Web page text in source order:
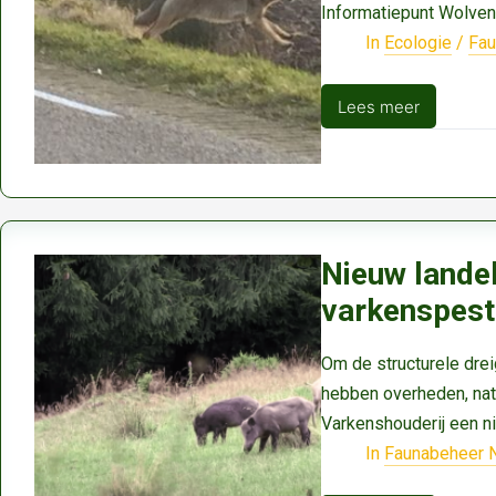
Informatiepunt
In Ecologie /
Lees meer
Landelijk
Nieuw
varkenspest
Om de structurele
hebben overheden,
Varkenshouderij een
In Faunabeheer